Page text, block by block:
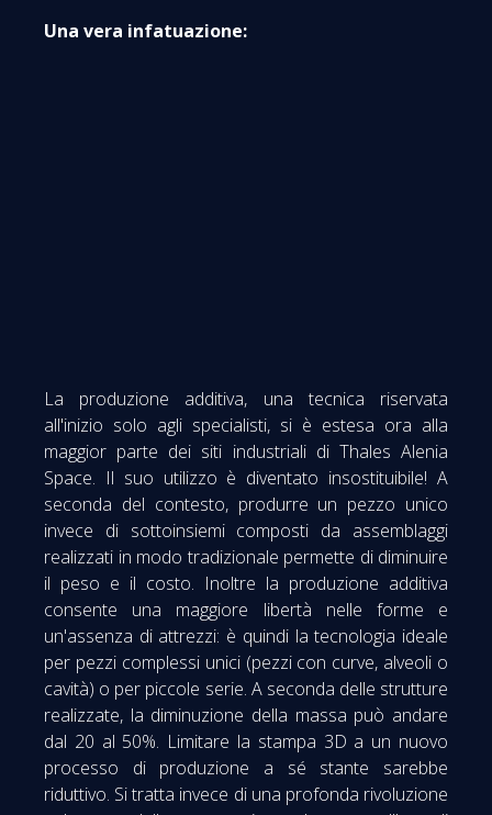
Una vera infatuazione:
La produzione additiva, una tecnica riservata
all'inizio solo agli specialisti, si è estesa ora alla
maggior parte dei siti industriali di Thales Alenia
Space. Il suo utilizzo è diventato insostituibile! A
seconda del contesto, produrre un pezzo unico
invece di sottoinsiemi composti da assemblaggi
realizzati in modo tradizionale permette di diminuire
il peso e il costo. Inoltre la produzione additiva
consente una maggiore libertà nelle forme e
un'assenza di attrezzi: è quindi la tecnologia ideale
per pezzi complessi unici (pezzi con curve, alveoli o
cavità) o per piccole serie. A seconda delle strutture
realizzate, la diminuzione della massa può andare
dal 20 al 50%. Limitare la stampa 3D a un nuovo
processo di produzione a sé stante sarebbe
riduttivo. Si tratta invece di una profonda rivoluzione